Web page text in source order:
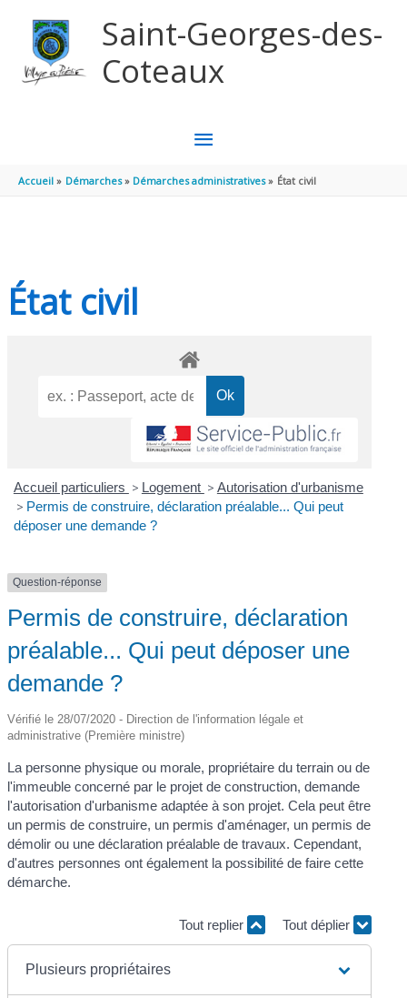
Saint-Georges-des-
Coteaux
MENU
PRINCIPAL
Accueil Démarches Démarches administratives État civil
État civil
Accueil particuliers > Logement > Autorisation d'urbanisme
> Permis de construire, déclaration préalable... Qui peut
déposer une demande ?
Question-réponse
Permis de construire, déclaration
préalable... Qui peut déposer une
demande ?
Vérifié le 28/07/2020 - Direction de l'information légale et
administrative (Première ministre)
La personne physique ou morale, propriétaire du terrain ou de
l'immeuble concerné par le projet de construction, demande
l'autorisation d'urbanisme adaptée à son projet. Cela peut être
un permis de construire, un permis d'aménager, un permis de
démolir ou une déclaration préalable de travaux. Cependant,
d'autres personnes ont également la possibilité de faire cette
démarche.
Tout replier Tout déplier
Plusieurs propriétaires